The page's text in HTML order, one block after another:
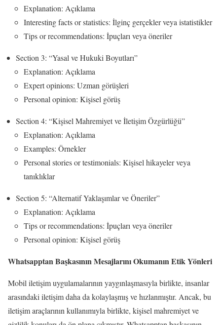
Explanation: Açıklama
Interesting facts or statistics: İlginç gerçekler veya istatistikler
Tips or recommendations: İpuçları veya öneriler
Section 3: “Yasal ve Hukuki Boyutları”
Explanation: Açıklama
Expert opinions: Uzman görüşleri
Personal opinion: Kişisel görüş
Section 4: “Kişisel Mahremiyet ve İletişim Özgürlüğü”
Explanation: Açıklama
Examples: Örnekler
Personal stories or testimonials: Kişisel hikayeler veya
tanıklıklar
Section 5: “Alternatif Yaklaşımlar ve Öneriler”
Explanation: Açıklama
Tips or recommendations: İpuçları veya öneriler
Personal opinion: Kişisel görüş
Whatsapptan Başkasının Mesajlarını Okumanın Etik Yönleri
Mobil iletişim uygulamalarının yaygınlaşmasıyla birlikte, insanlar
arasındaki iletişim daha da kolaylaşmış ve hızlanmıştır. Ancak, bu
iletişim araçlarının kullanımıyla birlikte, kişisel mahremiyet ve